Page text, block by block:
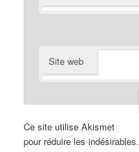
Site web
Ce site utilise Akismet
pour réduire les indésirables.